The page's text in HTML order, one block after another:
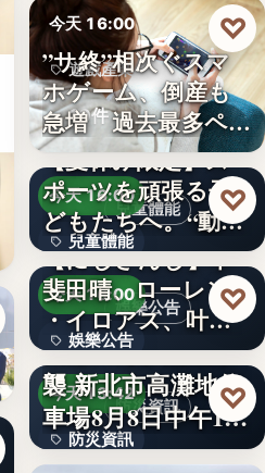
今天 16:00
遊戲產業
10件
”サ終”相次ぐスマ
ホゲーム、倒産も
急増 過去最多ペー
スで…
♡
兒童體能
今天 16:00
兒童體能
0円
【夏休み限定】ス
ポーツを頑張る子
どもたちへ。“動け
る身体…
♡
娛樂公告
今天 16:00
娛樂公告
30
【にじさんじ】甲
斐田晴、ローレン
・イロアス、叶ワ
ンマンラ…
♡
防災資訊
今天 13:42
防災資訊
因應白海豚颱風來
襲 新北市高灘地停
車場8月8日中午12
時…
♡